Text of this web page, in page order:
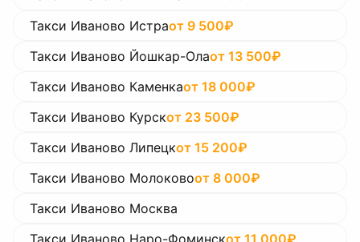
Такси Иваново Истраот 9 500₽
Такси Иваново Йошкар-Олаот 13 500₽
Такси Иваново Каменкаот 18 000₽
Такси Иваново Курскот 23 500₽
Такси Иваново Липецкот 15 200₽
Такси Иваново Молоковоот 8 000₽
Такси Иваново Москва
Такси Иваново Наро-Фоминскот 11 000₽